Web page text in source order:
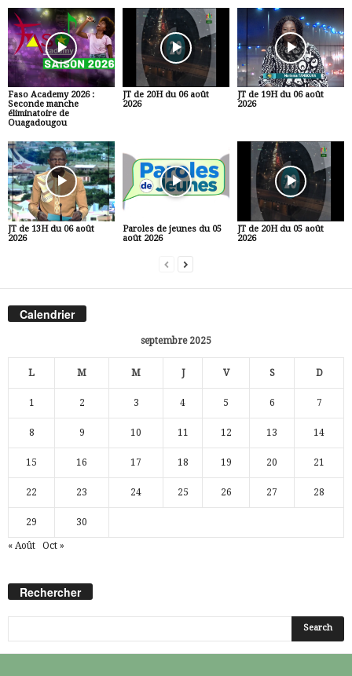
Faso Academy 2026 :
Seconde manche
éliminatoire de
Ouagadougou
JT de 20H du 06 août
2026
JT de 19H du 06 août
2026
JT de 13H du 06 août
2026
Paroles de jeunes du 05
août 2026
JT de 20H du 05 août
2026
Calendrier
septembre 2025
L M M J V S D
1 2 3 4 5 6 7
8 9 10 11 12 13 14
15 16 17 18 19 20 21
22 23 24 25 26 27 28
29 30
« Août Oct »
Rechercher